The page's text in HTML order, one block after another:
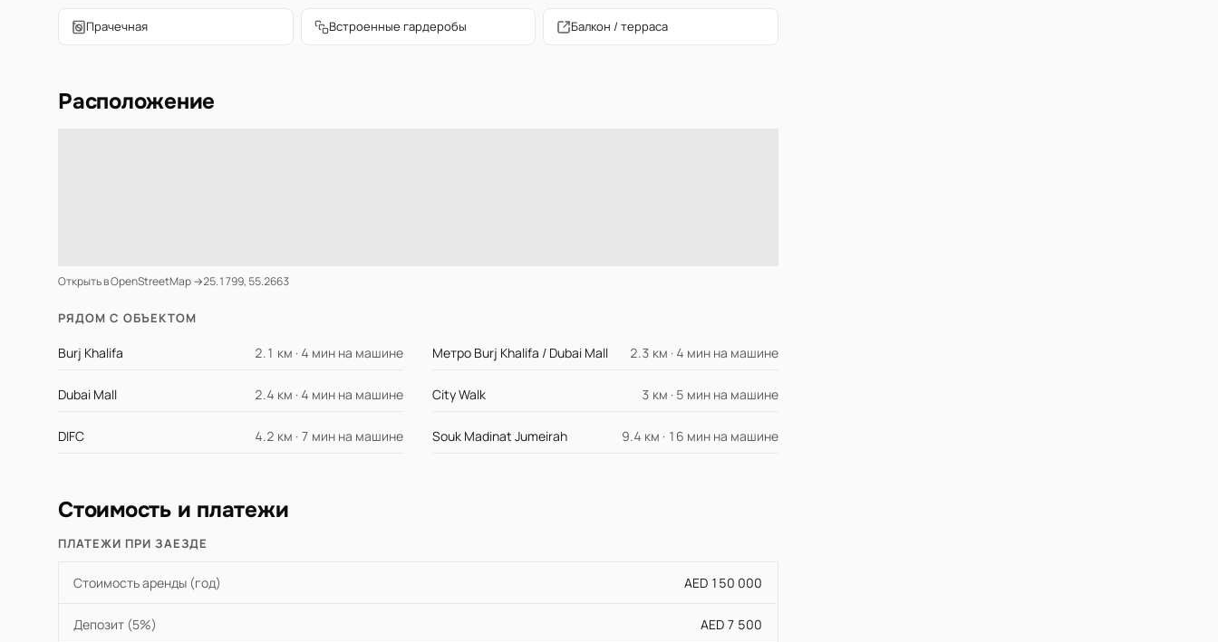
Прачечная Встроенные гардеробы Балкон / терраса
Расположение
Открыть в OpenStreetMap →25.1799, 55.2663
РЯДОМ С ОБЪЕКТОМ
Burj Khalifa 2.1 км · 4 мин на машине Метро Burj Khalifa / Dubai Mall 2.3 км · 4 мин на машине
Dubai Mall 2.4 км · 4 мин на машине City Walk 3 км · 5 мин на машине
DIFC 4.2 км · 7 мин на машине Souk Madinat Jumeirah 9.4 км · 16 мин на машине
Стоимость и платежи
ПЛАТЕЖИ ПРИ ЗАЕЗДЕ
Стоимость аренды (год) AED 150 000
Депозит (5%) AED 7 500